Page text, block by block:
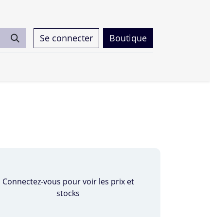
Se connecter Boutique
Connectez-vous pour voir les prix et
stocks